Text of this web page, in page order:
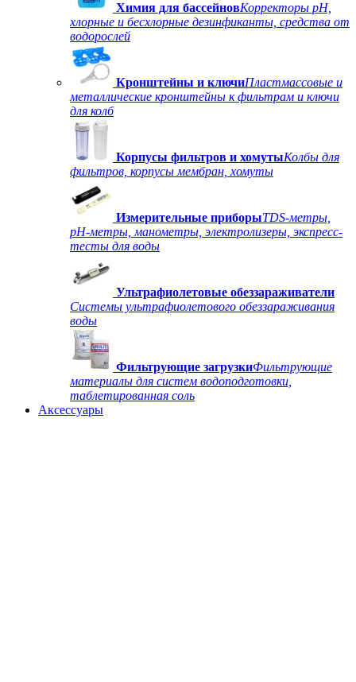
Химия для бассейновКорректоры рН,
хлорные и бесхлорные дезинфиканты, средства от
водорослей
Кронштейны и ключиПластмассовые и
металлические кронштейны к фильтрам и ключи
для колб
Корпусы фильтров и хомутыКолбы для
фильтров, корпусы мембран, хомуты
Измерительные приборыTDS-метры,
рН-метры, манометры, электролизеры, экспресс-
тесты для воды
Ультрафиолетовые обеззараживатели
Системы ультрафиолетового обеззараживания
воды
Фильтрующие загрузкиФильтрующие
материалы для систем водоподготовки,
таблетированная соль
Аксессуары